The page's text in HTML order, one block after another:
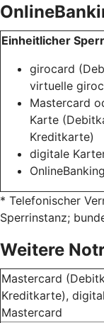
Einheitlicher
girocard
virtuelle
Mastercard
Karte
Kreditkarte)
digitale
OnlineBanking
* Telefonischer
Sperrinstanz;
Weitere
Mastercard
Kreditkarte),
Mastercard